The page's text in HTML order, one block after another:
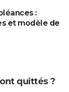
:
et modèle de
quittés ?